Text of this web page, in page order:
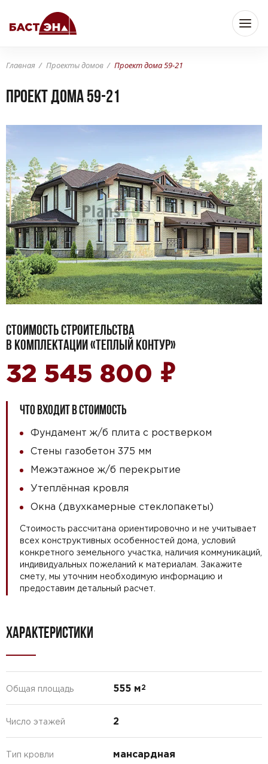
Главная Проекты домов Проект дома 59-21
Проект дома 59-21
СТОИМОСТЬ СТРОИТЕЛЬСТВА
В КОМПЛЕКТАЦИИ «ТЕПЛЫЙ КОНТУР»
32 545 800 ₽
ЧТО ВХОДИТ В СТОИМОСТЬ
Фундамент ж/б плита с ростверком
Стены газобетон 375 мм
Межэтажное ж/б перекрытие
Утеплённая кровля
Окна (двухкамерные стеклопакеты)
Стоимость рассчитана ориентировочно и не учитывает
всех конструктивных особенностей дома, условий
конкретного земельного участка, наличия коммуникаций,
индивидуальных пожеланий к материалам. Закажите
смету, мы уточним необходимую информацию и
предоставим детальный расчет.
ХАРАКТЕРИСТИКИ
Общая площадь 555 м2
Число этажей 2
Тип кровли мансардная